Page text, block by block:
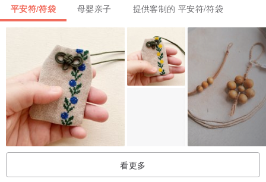
*洗涤方式:手洗，阴干，不可用洗衣机转干，可使用中、低温整烫。
*电脑屏幕与实品颜色略有偏差，以实品颜色为准。
*有些厚棉布上有小黑点那是天然棉花籽。
平安符/符袋 母婴亲子 提供客制的 平安符/符袋
看更多